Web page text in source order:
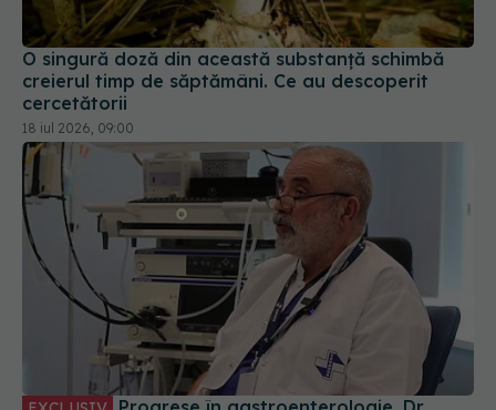
O singură doză din această substanță schimbă
creierul timp de săptămâni. Ce au descoperit
cercetătorii
18 iul 2026, 09:00